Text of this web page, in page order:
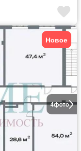
4фото
Новое